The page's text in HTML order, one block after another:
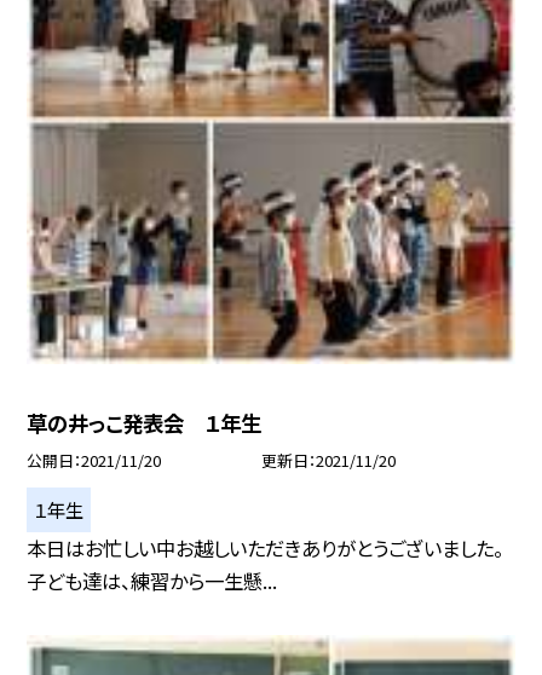
草の井っこ発表会 １年生
公開日 2021/11/20 更新日 2021/11/20
１年生
本日はお忙しい中お越しいただきありがとうございました。
子ども達は、練習から一生懸...